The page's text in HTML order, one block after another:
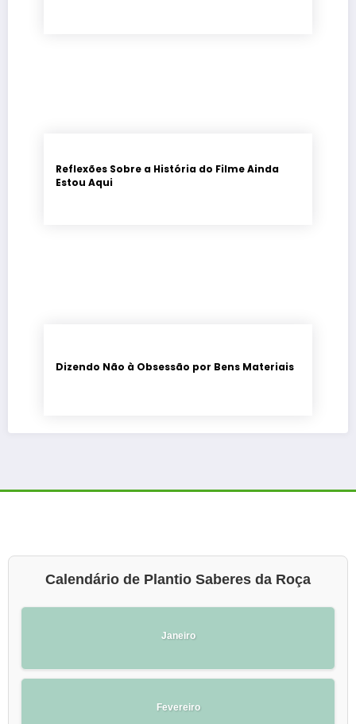
Reflexões Sobre a História do Filme Ainda
Estou Aqui
Dizendo Não à Obsessão por Bens Materiais
Calendário de Plantio Saberes da Roça
Janeiro
Fevereiro